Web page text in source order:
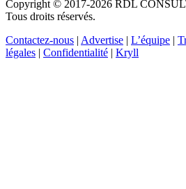
Copyright © 2017-2026 RDL
Tous droits réservés.
Contactez-nous | Advertise | L’équipe |
légales | Confidentialité | Kryll